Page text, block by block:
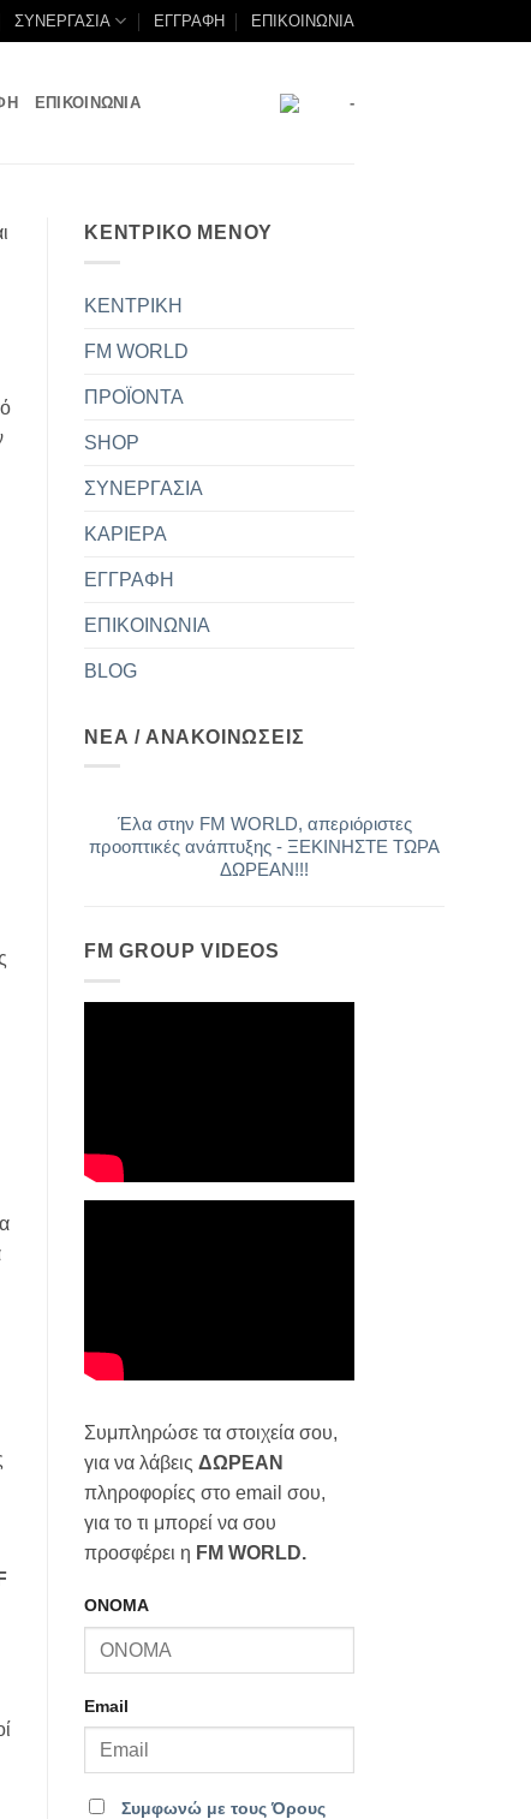
ΣΥΝΕΡΓΑΣΙΑ ΕΓΓΡΑΦΗ ΕΠΙΚΟΙΝΩΝΙΑ
ΕΠΙΚΟΙΝΩΝΙΑ -
ΚΕΝΤΡΙΚΟ ΜΕΝΟΥ
ΚΕΝΤΡΙΚΗ
FM WORLD
ΠΡΟΪΟΝΤΑ
SHOP
ΣΥΝΕΡΓΑΣΙΑ
ΚΑΡΙΕΡΑ
ΕΓΓΡΑΦΗ
ΕΠΙΚΟΙΝΩΝΙΑ
BLOG
ΝΕΑ / ΑΝΑΚΟΙΝΩΣΕΙΣ
ΔΙΑΓΩΝΙΣΜΟΣ ΔΙΑΚΡΙΣΗΣ ΜΕ ΧΡΗΜΑΤΙΚΟ
Έλα στην FM WORLD, απεριόριστες
προοπτικές ανάπτυξης - ΞΕΚΙΝΗΣΤΕ ΤΩΡΑ
ΔΩΡΕΑΝ!!!
FM GROUP VIDEOS
Συμπληρώσε τα στοιχεία σου,
για να λάβεις ΔΩΡΕΑΝ
πληροφορίες στο email σου,
για το τι μπορεί να σου
προσφέρει η FM WORLD.
ΟΝΟΜΑ
Email
Συμφωνώ με τους Όρους